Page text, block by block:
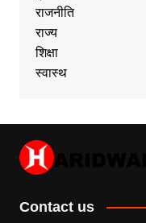
राजनीति
राज्य
शिक्षा
स्वास्थ
Contact us